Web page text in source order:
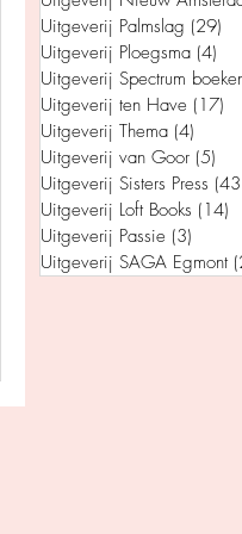
Uitgeverij Palmslag (29)
Uitgeverij Ploegsma (4)
Uitgeverij Spectrum
Uitgeverij ten Have (17)
Uitgeverij Thema (4)
Uitgeverij van Goor (5)
Uitgeverij Sisters Press
Uitgeverij Loft Books (14)
Uitgeverij Passie (3)
Uitgeverij SAGA Egmont